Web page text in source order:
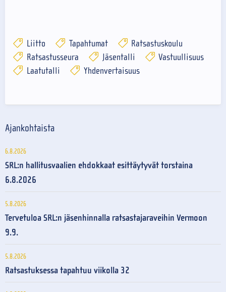
Liitto Tapahtumat
Ratsastuskoulu
Ratsastusseura
Jäsentalli
Vastuullisuus
Laatutalli
Yhdenvertaisuus
Ajankohtaista
6.8.2026
SRL:n hallitusvaalien ehdokkaat esittäytyvät torstaina
6.8.2026
5.8.2026
Tervetuloa SRL:n jäsenhinnalla ratsastajaraveihin Vermoon
9.9.
5.8.2026
Ratsastuksessa tapahtuu viikolla 32